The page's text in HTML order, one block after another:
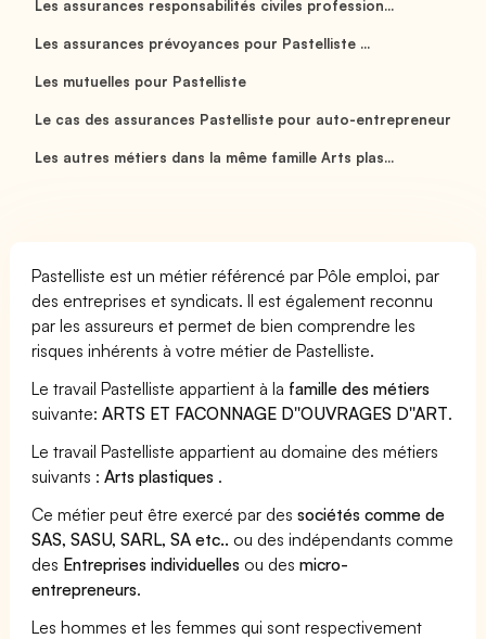
Les assurances responsabilités civiles profession...
Les assurances prévoyances pour Pastelliste ...
Les mutuelles pour Pastelliste
Le cas des assurances Pastelliste pour auto-entrepreneur
Les autres métiers dans la même famille Arts plas...
Pastelliste est un métier référencé par Pôle emploi, par
des entreprises et syndicats. Il est également reconnu
par les assureurs et permet de bien comprendre les
risques inhérents à votre métier de Pastelliste.
Le travail Pastelliste appartient à la famille des métiers
suivante:ARTS ET FACONNAGE D''OUVRAGES D''ART.
Le travail Pastelliste appartient au domaine des métiers
suivants :Arts plastiques .
Ce métier peut être exercé par dessociétés comme de
SAS, SASU, SARL, SA etc.. ou des indépendants comme
des Entreprises individuelles ou desmicro-
entrepreneurs.
Les hommes et les femmes qui sont respectivement